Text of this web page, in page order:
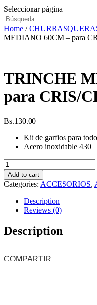
Seleccionar página
Home /
MEDIANO 60CM – para
TRINCHE
para CRIS/
Bs.130.00
Kit de garfios para
Acero inoxidable 430
TRINCHE
MEDIANO
60CM
-
para
CRIS/CRID/GBI
quantity
Add to cart
Categories: ACCESORIOS,
Description
Reviews (0)
Description
COMPARTIR